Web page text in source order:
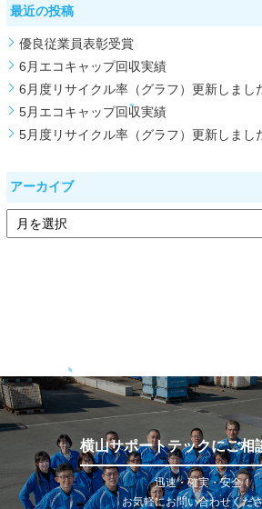
最近の投稿
優良従業員表彰受賞
6月エコキャップ回収実績
6月度リサイクル率（グラフ）更新しまし
5月エコキャップ回収実績
5月度リサイクル率（グラフ）更新しまし
アーカイブ
横山サポートテックにご相
迅速・確実・安全！
お気軽にお問い合わせくだ